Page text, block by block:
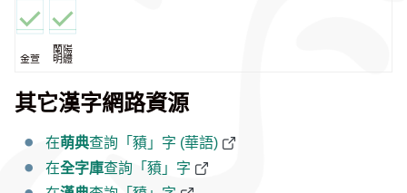
金萱
蘭陽
明體
其它漢字網路資源
在萌典查詢「豶」字 (華語)
在全字庫查詢「豶」字